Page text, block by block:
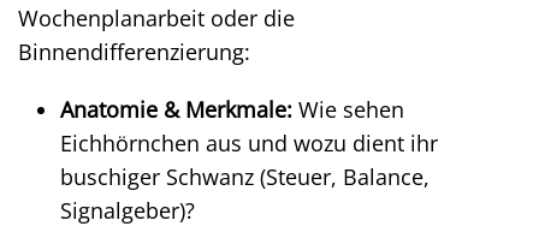
Wochenplanarbeit oder die
Binnendifferenzierung:
Anatomie & Merkmale: Wie sehen
Eichhörnchen aus und wozu dient ihr
buschiger Schwanz (Steuer, Balance,
Signalgeber)?